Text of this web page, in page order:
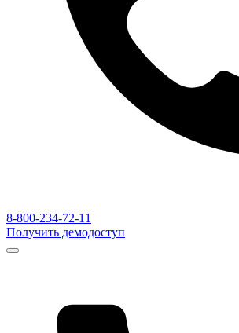
8-800-234-72-11
Получить демодоступ